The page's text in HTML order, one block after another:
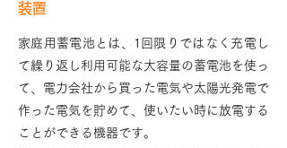
装置
家庭用蓄電池とは、1回限りではなく充電し
て繰り返し利用可能な大容量の蓄電池を使っ
て、電力会社から買った電気や太陽光発電で
作った電気を貯めて、使いたい時に放電する
ことができる機器です。